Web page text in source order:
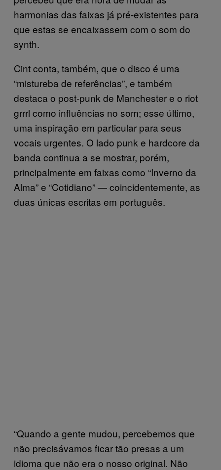
harmonias das faixas já pré-existentes para
que estas se encaixassem com o som do
synth.
Cint conta, também, que o disco é uma
“mistureba de referências”, e também
destaca o post-punk de Manchester e o riot
grrrl como influências no som; esse último,
uma inspiração em particular para seus
vocais urgentes. O lado punk e hardcore da
banda continua a se mostrar, porém,
principalmente em faixas como “Inverno da
Alma” e “Cotidiano” — coincidentemente, as
duas únicas escritas em português.
“Quando a gente mudou, percebemos que
não precisávamos ficar tão presas a um
idioma que não era o nosso original. Não